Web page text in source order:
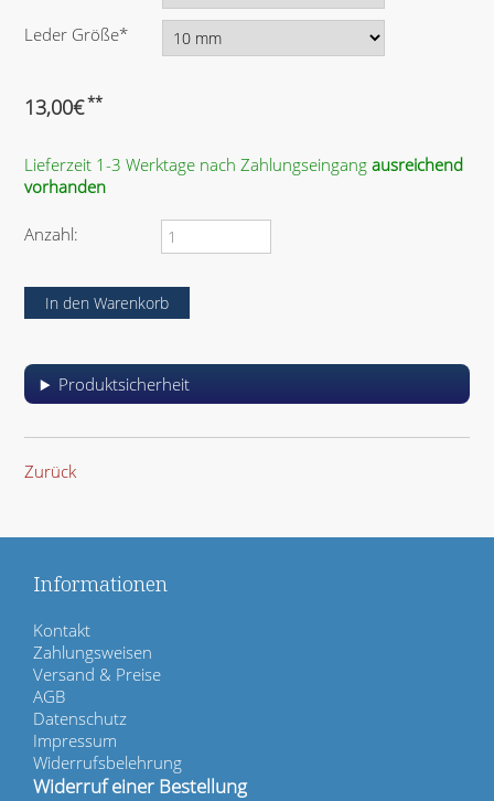
c
e
d
l
h
e
l
P
i
c
t
f
l
Leder Größe*
13,00€**
Lieferzeit 1-3 Werktage nach Zahlungseingang ausreichend
vorhanden
Anzahl:
Produktsicherheit
Zurück
Informationen
N
a
v
i
g
a
t
i
Kontakt
Zahlungsweisen
Versand & Preise
AGB
Datenschutz
Impressum
Widerrufsbelehrung
Widerruf einer Bestellung